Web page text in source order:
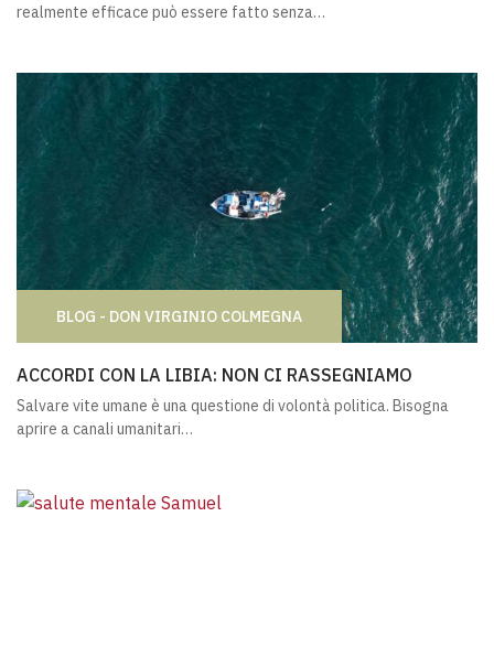
realmente efficace può essere fatto senza…
BLOG - DON VIRGINIO COLMEGNA
ACCORDI CON LA LIBIA: NON CI RASSEGNIAMO
Salvare vite umane è una questione di volontà politica. Bisogna
aprire a canali umanitari…